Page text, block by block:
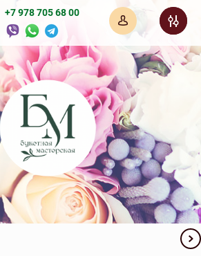
+7 978 705 68 00
.